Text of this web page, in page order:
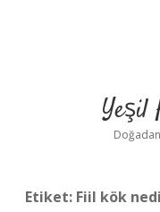
Yeşil
Etiket: Fiil kök